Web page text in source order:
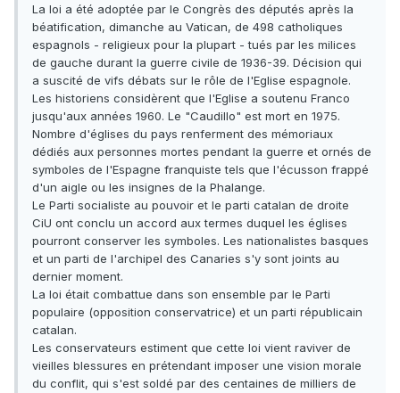
La loi a été adoptée par le Congrès des députés après la
béatification, dimanche au Vatican, de 498 catholiques
espagnols - religieux pour la plupart - tués par les milices
de gauche durant la guerre civile de 1936-39. Décision qui
a suscité de vifs débats sur le rôle de l'Eglise espagnole.
Les historiens considèrent que l'Eglise a soutenu Franco
jusqu'aux années 1960. Le "Caudillo" est mort en 1975.
Nombre d'églises du pays renferment des mémoriaux
dédiés aux personnes mortes pendant la guerre et ornés de
symboles de l'Espagne franquiste tels que l'écusson frappé
d'un aigle ou les insignes de la Phalange.
Le Parti socialiste au pouvoir et le parti catalan de droite
CiU ont conclu un accord aux termes duquel les églises
pourront conserver les symboles. Les nationalistes basques
et un parti de l'archipel des Canaries s'y sont joints au
dernier moment.
La loi était combattue dans son ensemble par le Parti
populaire (opposition conservatrice) et un parti républicain
catalan.
Les conservateurs estiment que cette loi vient raviver de
vieilles blessures en prétendant imposer une vision morale
du conflit, qui s'est soldé par des centaines de milliers de